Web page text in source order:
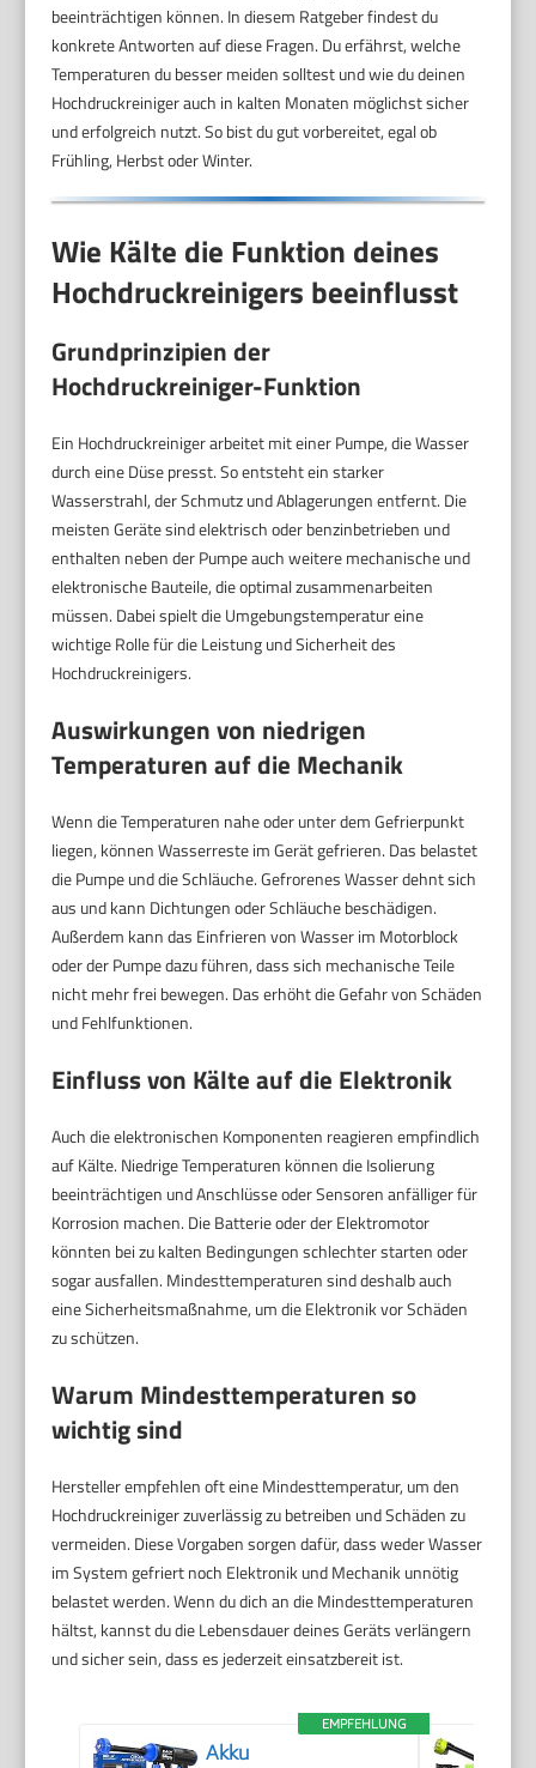
beeinträchtigen können. In diesem Ratgeber findest du
konkrete Antworten auf diese Fragen. Du erfährst, welche
Temperaturen du besser meiden solltest und wie du deinen
Hochdruckreiniger auch in kalten Monaten möglichst sicher
und erfolgreich nutzt. So bist du gut vorbereitet, egal ob
Frühling, Herbst oder Winter.
Wie Kälte die Funktion deines
Hochdruckreinigers beeinflusst
Grundprinzipien der
Hochdruckreiniger-Funktion
Ein Hochdruckreiniger arbeitet mit einer Pumpe, die Wasser
durch eine Düse presst. So entsteht ein starker
Wasserstrahl, der Schmutz und Ablagerungen entfernt. Die
meisten Geräte sind elektrisch oder benzinbetrieben und
enthalten neben der Pumpe auch weitere mechanische und
elektronische Bauteile, die optimal zusammenarbeiten
müssen. Dabei spielt die Umgebungstemperatur eine
wichtige Rolle für die Leistung und Sicherheit des
Hochdruckreinigers.
Auswirkungen von niedrigen
Temperaturen auf die Mechanik
Wenn die Temperaturen nahe oder unter dem Gefrierpunkt
liegen, können Wasserreste im Gerät gefrieren. Das belastet
die Pumpe und die Schläuche. Gefrorenes Wasser dehnt sich
aus und kann Dichtungen oder Schläuche beschädigen.
Außerdem kann das Einfrieren von Wasser im Motorblock
oder der Pumpe dazu führen, dass sich mechanische Teile
nicht mehr frei bewegen. Das erhöht die Gefahr von Schäden
und Fehlfunktionen.
Einfluss von Kälte auf die Elektronik
Auch die elektronischen Komponenten reagieren empfindlich
auf Kälte. Niedrige Temperaturen können die Isolierung
beeinträchtigen und Anschlüsse oder Sensoren anfälliger für
Korrosion machen. Die Batterie oder der Elektromotor
könnten bei zu kalten Bedingungen schlechter starten oder
sogar ausfallen. Mindesttemperaturen sind deshalb auch
eine Sicherheitsmaßnahme, um die Elektronik vor Schäden
zu schützen.
Warum Mindesttemperaturen so
wichtig sind
Hersteller empfehlen oft eine Mindesttemperatur, um den
Hochdruckreiniger zuverlässig zu betreiben und Schäden zu
vermeiden. Diese Vorgaben sorgen dafür, dass weder Wasser
im System gefriert noch Elektronik und Mechanik unnötig
belastet werden. Wenn du dich an die Mindesttemperaturen
hältst, kannst du die Lebensdauer deines Geräts verlängern
und sicher sein, dass es jederzeit einsatzbereit ist.
EMPFEHLUNG
Akku